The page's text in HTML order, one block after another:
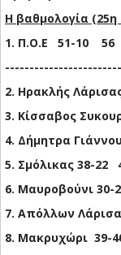
Η βαθμολογία (25η
1. Π.Ο.Ε 51-10 56
2. Ηρακλής
3. Κίσσαβος
4. Δήμητρα
5. Σμόλικας 38-22
6. Μαυροβούνι 30-
7. Απόλλων
8. Μακρυχώρι 39-